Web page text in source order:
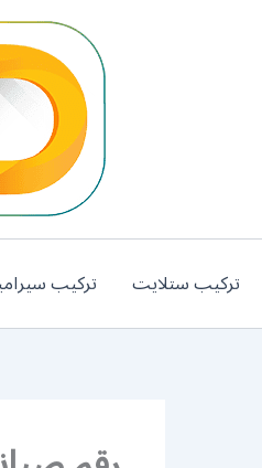
تركيب ستلايت تركيب